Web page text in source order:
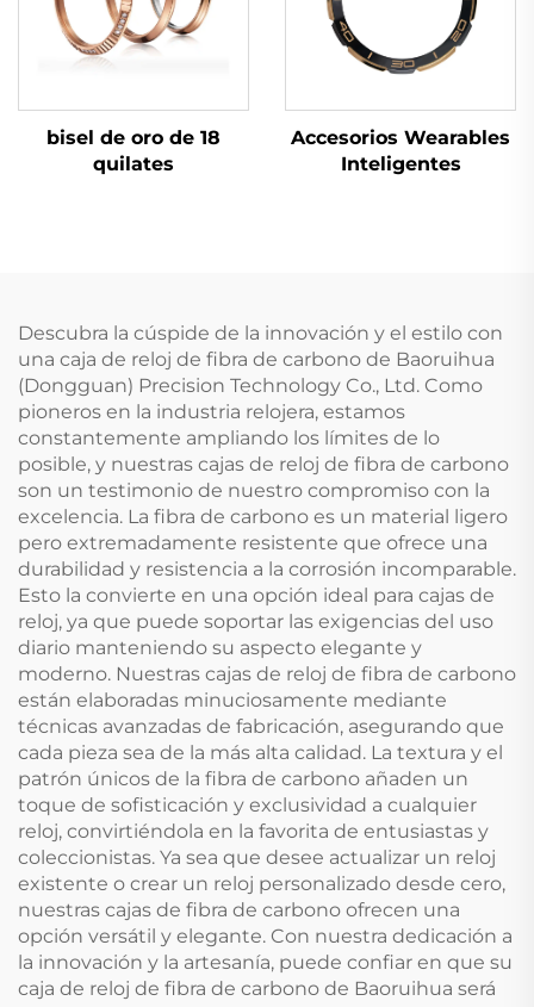
bisel de oro de 18
quilates
Accesorios Wearables
Inteligentes
Descubra la cúspide de la innovación y el estilo con
una caja de reloj de fibra de carbono de Baoruihua
(Dongguan) Precision Technology Co., Ltd. Como
pioneros en la industria relojera, estamos
constantemente ampliando los límites de lo
posible, y nuestras cajas de reloj de fibra de carbono
son un testimonio de nuestro compromiso con la
excelencia. La fibra de carbono es un material ligero
pero extremadamente resistente que ofrece una
durabilidad y resistencia a la corrosión incomparable.
Esto la convierte en una opción ideal para cajas de
reloj, ya que puede soportar las exigencias del uso
diario manteniendo su aspecto elegante y
moderno. Nuestras cajas de reloj de fibra de carbono
están elaboradas minuciosamente mediante
técnicas avanzadas de fabricación, asegurando que
cada pieza sea de la más alta calidad. La textura y el
patrón únicos de la fibra de carbono añaden un
toque de sofisticación y exclusividad a cualquier
reloj, convirtiéndola en la favorita de entusiastas y
coleccionistas. Ya sea que desee actualizar un reloj
existente o crear un reloj personalizado desde cero,
nuestras cajas de fibra de carbono ofrecen una
opción versátil y elegante. Con nuestra dedicación a
la innovación y la artesanía, puede confiar en que su
caja de reloj de fibra de carbono de Baoruihua será